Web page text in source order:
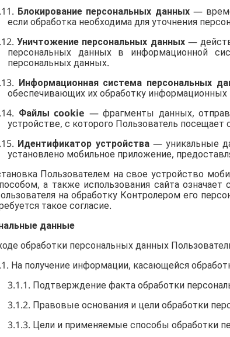
Блокирование персональных данных—
если обработка необходима для уточнения
Уничтожение персональных данных—
персональных данных в информационной
персональных данных.
Информационная система персональных
обеспечивающих их обработку информационных
Файлы cookie — фрагменты данных,
устройстве, с которого Пользователь
Идентификатор устройства— уникальные
установлено мобильное приложение,
Пользователем на свое устройство
а также использования сайта
на обработку Контролером его
такое согласие.
данные
обработки персональных данных
На получение информации, касающейся
3.1.1. Подтверждение факта обработки
3.1.2. Правовые основания и цели обработки
3.1.3. Цели и применяемые способы обработки